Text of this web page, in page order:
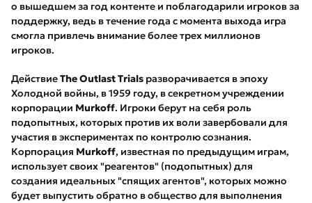
о вышедшем за год контенте и поблагодарили игроков за
поддержку, ведь в течение года с момента выхода игра
смогла привлечь внимание более трех миллионов
игроков.
ДействиеThe Outlast Trials разворачивается в эпоху
Холодной войны, в 1959 году, в секретном учреждении
корпорации Murkoff. Игроки берут на себя роль
подопытных, которых против их воли завербовали для
участия в экспериментах по контролю сознания.
Корпорация Murkoff, известная по предыдущим играм,
использует своих "реагентов" (подопытных) для
создания идеальных "спящих агентов", которых можно
будет выпустить обратно в общество для выполнения